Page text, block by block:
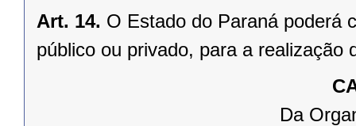
Art. 14. O Estado do Paraná poderá
público ou privado, para a realização
Da